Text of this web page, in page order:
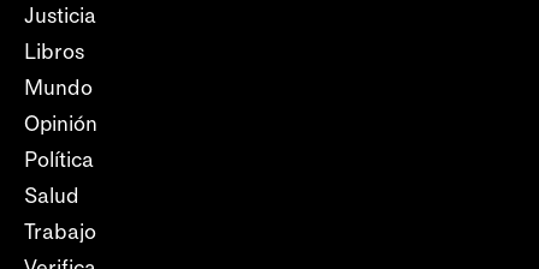
Justicia
Libros
Mundo
Opinión
Política
Salud
Trabajo